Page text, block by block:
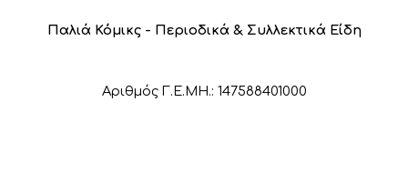
Παλιά Κόμικς - Περιοδικά & Συλλεκτικά Είδη
Αριθμός Γ.Ε.ΜΗ.: 147588401000